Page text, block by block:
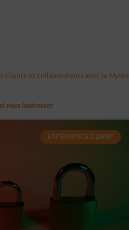
EXPÉRIENCE CLIENT
clients et collaborateurs avec le
vous intéresser